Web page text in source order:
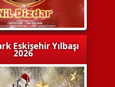
Eskişehir Yılbaşı
2026